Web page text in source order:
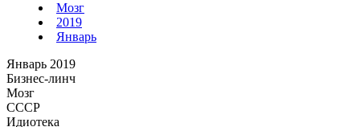
Мозг
2019
Январь
Январь 2019
Бизнес-линч
Мозг
СССР
Идиотека